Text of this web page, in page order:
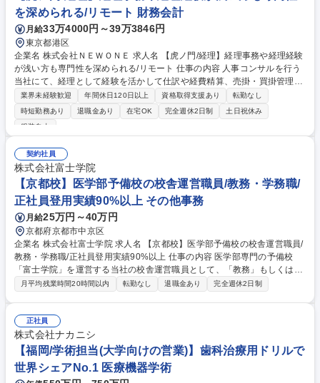
を深められる/リモート 財務会計
月給33万4000円～39万3846円
東京都港区
企業名 株式会社ＮＥＷＯＮＥ 求人名 【虎ノ門/経理】経理事務や経理経験
が浅い方も専門性を深められる/リモート 仕事の内容 人事コンサルを行う
当社にて、経理として経験を活かして仕訳や経費精算、売掛・買掛管理と
いった日常業務全般を担い、他部署とも連携しながら月次決算の一連の流
れを支える実務をお任せします。 具体的には、日常の仕訳起票や社員の経
費精算、売掛金・買掛金の管理など、これまでの実務経験を活かして日常
決算の基本的な一連の流れを正確に把握し、業務の幅を広げられる環境で
す。また、日々の実務の中では営業部門や法務部門といった他部署の担当
者とも円滑に連携します。経験を活かして経理としての専門性をより深め
られる職場です。 募集職種 【虎ノ門/経理】経理事務や経理経験が浅い方
も専門性を深められる/リモート
業界未経験歓迎 年間休日120日以上 資格取得支援あり
転勤なし
時短勤務あり
退職金あり 在宅OK 完全週休2日制
土日祝休み
服装自由
契約社員
株式会社富士学院
【京都校】医学部予備校の校舎運営職員/教務・学務職/
正社員登用実績90%以上 その他事務
月給25万円～40万円
京都府京都市中京区
企業名 株式会社富士学院 求人名 【京都校】医学部予備校の校舎運営職員/
教務・学務職/正社員登用実績90%以上 仕事の内容 医学部専門の予備校
「富士学院」を運営する当社の校舎運営職員として、「教務」もしくは
「学務」の業務をご担当いただきます。講師業務はございません。業務の
報告の管理ほか)■保護者連携(進捗報告、三者面談の運営ほか)■施設管理、
行事運営 など 【学務(生徒募集)】■DM,チラシなどの企画■電話/メール問
い合わせ対応■入学面談の実施■各種セミナーの実施■進学校訪問、情報収
集 など ※これまでのご経験に応じ、できることから徐々にお任せしてい
きます。 募集職種 【京都校】医学部予備校の校舎運営職員/教務・学務職/
月平均残業時間20時間以内 転勤なし 退職金あり 完全週休2日制
正社員
株式会社ナカニシ
【福岡/学術担当(大学向けの営業)】歯科治療用ドリルで
世界シェアNo.1 医療機器学術